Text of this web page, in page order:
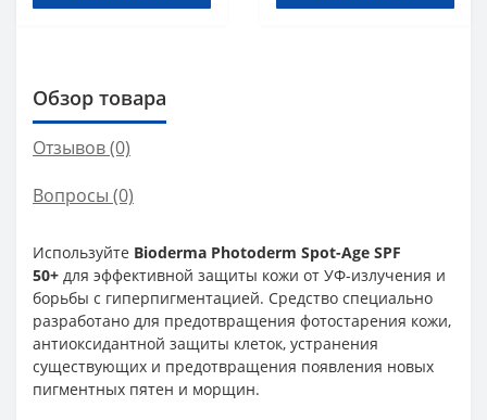
Обзор товара
Отзывов (0)
Вопросы (0)
Используйте Bioderma Photoderm Spot-Age SPF
50+ для эффективной защиты кожи от УФ-излучения и
борьбы с гиперпигментацией. Средство специально
разработано для предотвращения фотостарения кожи,
антиоксидантной защиты клеток, устранения
существующих и предотвращения появления новых
пигментных пятен и морщин.